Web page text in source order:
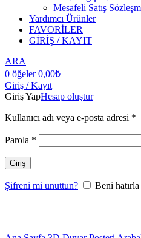
Mesafeli Satış
Yardımcı Ürünler
FAVORİLER
GİRİŞ / KAYIT
ARA
0 öğeler 0,00₺
Giriş / Kayıt
Giriş YapHesap oluştur
Kullanıcı adı veya e-posta adresi *
Parola *
Giriş
Şifreni mi unuttun? Beni hatırla